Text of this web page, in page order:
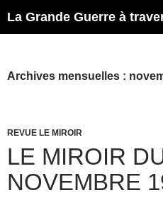
La Grande Guerre à
Archives mensuelles :
REVUE LE MIROIR
LE MIROIR
NOVEMBRE